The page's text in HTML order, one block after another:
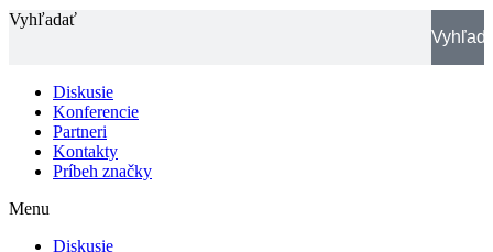
Vyhľadať
Diskusie
Konferencie
Partneri
Kontakty
Príbeh značky
Menu
Diskusie